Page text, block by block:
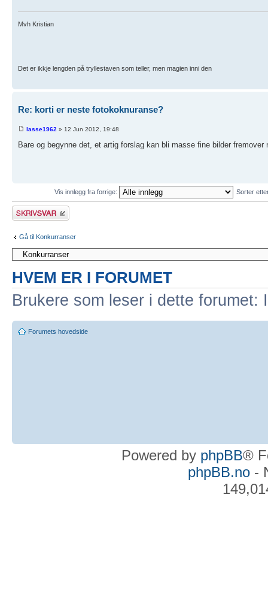
Mvh Kristian
Det er ikkje lengden på tryllestaven som teller, men magien inni den
Re: korti er neste fotokoknuranse?
lasse1962 » 12 Jun 2012, 19:48
Bare og begynne det, et artig forslag kan bli masse fine bilder fremover
Vis innlegg fra forrige: Sorter
Skriv et svar
Gå til Konkurranser
HVEM ER I FORUMET
Brukere som leser i dette
Forumets hovedside
Powered by phpBB®
phpBB.no-